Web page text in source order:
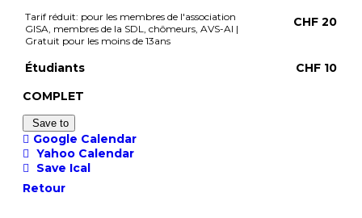
Tarif réduit: pour les membres de l'association
GISA, membres de la SDL, chômeurs, AVS-AI |
Gratuit pour les moins de 13ans
CHF 20
Étudiants
CHF 10
COMPLET
Save to
Google Calendar
Yahoo Calendar
Save Ical
Retour